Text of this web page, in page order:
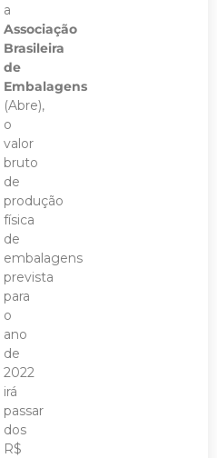
a
Associação
Brasileira
de
Embalagens
(Abre),
o
valor
bruto
de
produção
física
de
embalagens
prevista
para
o
ano
de
2022
irá
passar
dos
R$